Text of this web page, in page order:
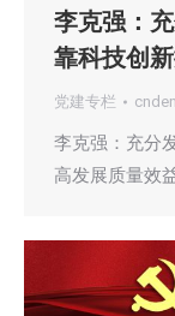
李克强：
靠科技创
党建专栏
李克强：充分
高发展质量效